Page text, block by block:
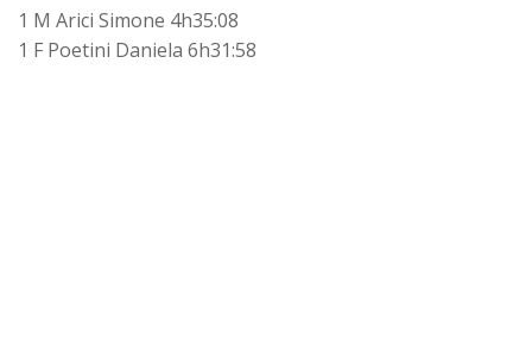
1 M Arici Simone 4h35:08
1 F Poetini Daniela 6h31:58